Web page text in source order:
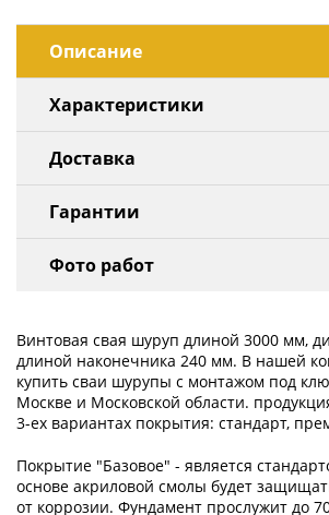
Описание
Характеристики
Доставка
Гарантии
Фото работ
Винтовая свая шуруп длиной 3000 мм,
длиной наконечника 240 мм. В нашей
купить сваи шурупы с монтажом под
Москве и Московской области.
3-ех вариантах покрытия: стандарт,
Покрытие "Базовое" - является
основе акриловой смолы будет
от коррозии. Фундамент прослужит до